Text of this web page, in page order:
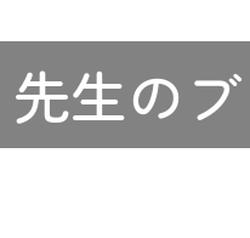
先生の